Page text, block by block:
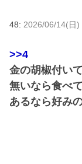
48: 2026/06/14(日
>>4
金の胡椒付い
無いなら食べ
あるなら好み